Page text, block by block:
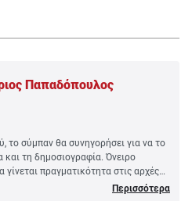
Παπαδόπουλος
το σύμπαν θα συνηγορήσει για να το
τη δημοσιογραφία. Όνειρο
γίνεται πραγματικότητα στις αρχές
τοπικά έντυπα της Γλυφάδας. Για
Περισσότερα